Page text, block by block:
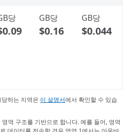
당 GB당
$0.16
GB당
$0.044
하는 지역은 이 설명서에서 확인할 수 있습
역 구조를 기반으로 합니다. 예를 들어, 영역